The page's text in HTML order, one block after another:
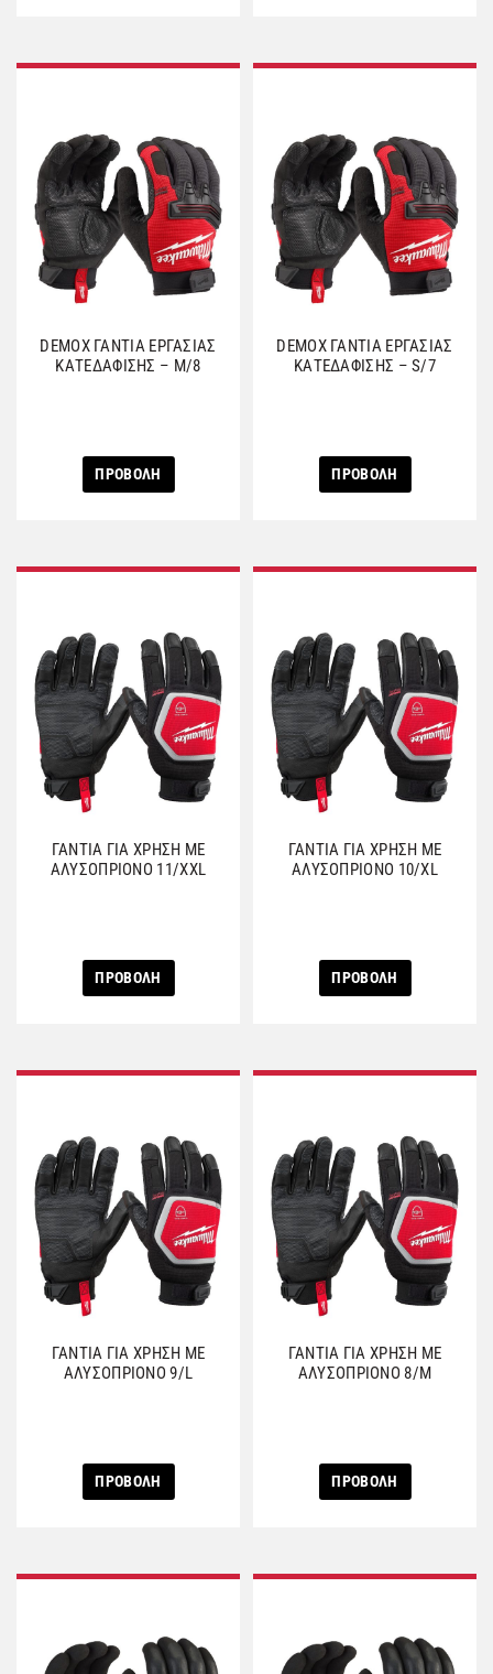
DEMOX ΓΑΝΤΙΑ ΕΡΓΑΣΙΑΣ
ΚΑΤΕΔΑΦΙΣΗΣ – M/8
ΠΡΟΒΟΛΗ
DEMOX ΓΑΝΤΙΑ ΕΡΓΑΣΙΑΣ
ΚΑΤΕΔΑΦΙΣΗΣ – S/7
ΠΡΟΒΟΛΗ
ΓΑΝΤΙΑ ΓΙΑ ΧΡΗΣΗ ΜΕ
ΑΛΥΣΟΠΡΙΟΝΟ 11/XXL
ΠΡΟΒΟΛΗ
ΓΑΝΤΙΑ ΓΙΑ ΧΡΗΣΗ ΜΕ
ΑΛΥΣΟΠΡΙΟΝΟ 10/XL
ΠΡΟΒΟΛΗ
ΓΑΝΤΙΑ ΓΙΑ ΧΡΗΣΗ ΜΕ
ΑΛΥΣΟΠΡΙΟΝΟ 9/L
ΠΡΟΒΟΛΗ
ΓΑΝΤΙΑ ΓΙΑ ΧΡΗΣΗ ΜΕ
ΑΛΥΣΟΠΡΙΟΝΟ 8/Μ
ΠΡΟΒΟΛΗ